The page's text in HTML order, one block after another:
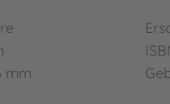
mm